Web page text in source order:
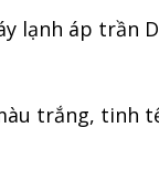
lạnh áp trần
trắng, tinh